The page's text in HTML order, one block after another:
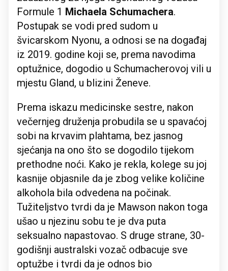
Formule 1 Michaela Schumachera.
Postupak se vodi pred sudom u
švicarskom Nyonu, a odnosi se na događaj
iz 2019. godine koji se, prema navodima
optužnice, dogodio u Schumacherovoj vili u
mjestu Gland, u blizini Ženeve.
Prema iskazu medicinske sestre, nakon
večernjeg druženja probudila se u spavaćoj
sobi na krvavim plahtama, bez jasnog
sjećanja na ono što se dogodilo tijekom
prethodne noći. Kako je rekla, kolege su joj
kasnije objasnile da je zbog velike količine
alkohola bila odvedena na počinak.
Tužiteljstvo tvrdi da je Mawson nakon toga
ušao u njezinu sobu te je dva puta
seksualno napastovao. S druge strane, 30-
godišnji australski vozač odbacuje sve
optužbe i tvrdi da je odnos bio